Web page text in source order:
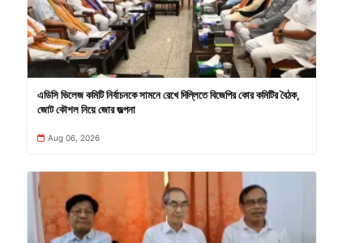
এডিসি ভিলেজ কমিটি নির্বাচনকে সামনে রেখে দিল্লিতে বিজেপির কোর কমিটির বৈঠক,
জোট কৌশল নিয়ে জোর জল্পনা
Aug 06, 2026